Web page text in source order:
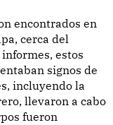
encontrados en
cerca del
estos
signos de
incluyendo la
llevaron a cabo
fueron